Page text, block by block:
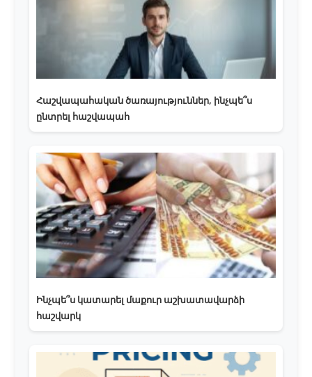
Հաշվապահական ծառայություններ, ինչպե՞ս
ընտրել հաշվապահ
Ինչպե՞ս կատարել մաքուր աշխատավարձի
հաշվարկ